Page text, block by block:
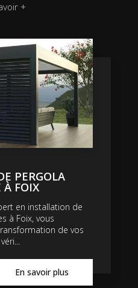
+
PERGOLA
À FOIX
en installation de
à Foix, vous
de vos
En savoir plus